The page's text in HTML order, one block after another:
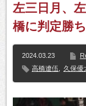
左三日月、
橋に判定勝ち
2024.03.23
高橋遼伍
久保優